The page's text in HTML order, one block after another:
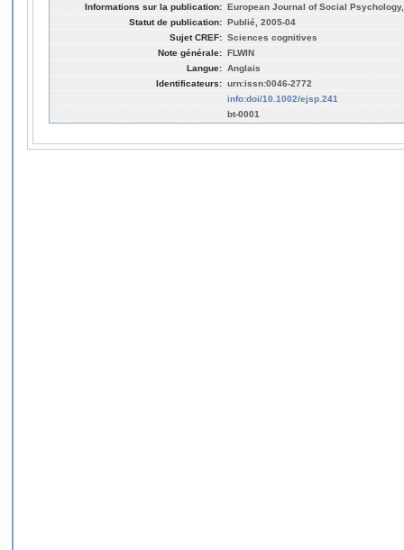
Informations sur la publication: European Journal of Social
Statut de publication: Publié, 2005-04
Sujet CREF: Sciences cognitives
Note générale: FLWIN
Langue: Anglais
Identificateurs: urn:issn:0046-2772
info:doi/10.1002/ejsp.241
bt-0001